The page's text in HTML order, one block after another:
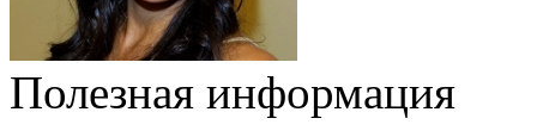
Полезная информация